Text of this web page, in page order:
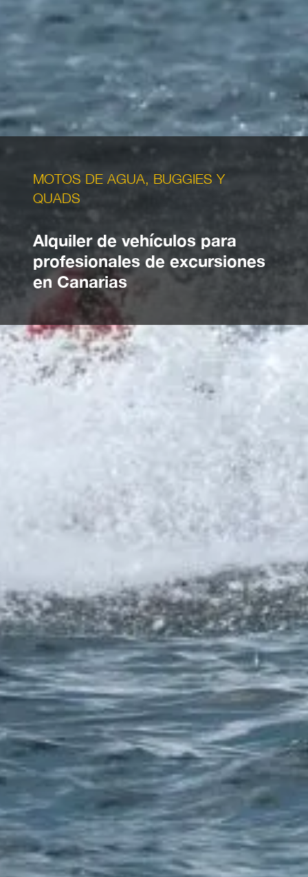
MOTOS DE AGUA, BUGGIES Y
QUADS
Alquiler de vehículos para
profesionales de excursiones
en Canarias